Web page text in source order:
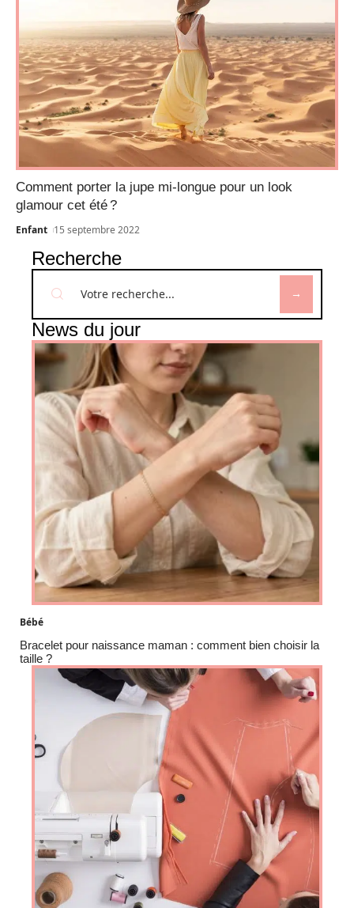
Comment porter la jupe mi-longue pour un look
glamour cet été ?
Enfant 15 septembre 2022
Recherche
News du jour
Bébé
Bracelet pour naissance maman : comment bien choisir la
taille ?